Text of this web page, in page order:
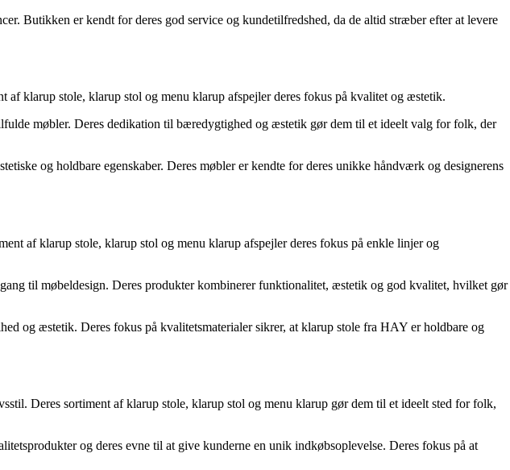
Butikken er kendt for deres god service og kundetilfredshed, da de altid stræber efter at levere
klarup stole, klarup stol og menu klarup afspejler deres fokus på kvalitet og æstetik.
møbler. Deres dedikation til bæredygtighed og æstetik gør dem til et ideelt valg for folk, der
og holdbare egenskaber. Deres møbler er kendte for deres unikke håndværk og designerens
af klarup stole, klarup stol og menu klarup afspejler deres fokus på enkle linjer og
til møbeldesign. Deres produkter kombinerer funktionalitet, æstetik og god kvalitet, hvilket gør
og æstetik. Deres fokus på kvalitetsmaterialer sikrer, at klarup stole fra HAY er holdbare og
Deres sortiment af klarup stole, klarup stol og menu klarup gør dem til et ideelt sted for folk,
og deres evne til at give kunderne en unik indkøbsoplevelse. Deres fokus på at